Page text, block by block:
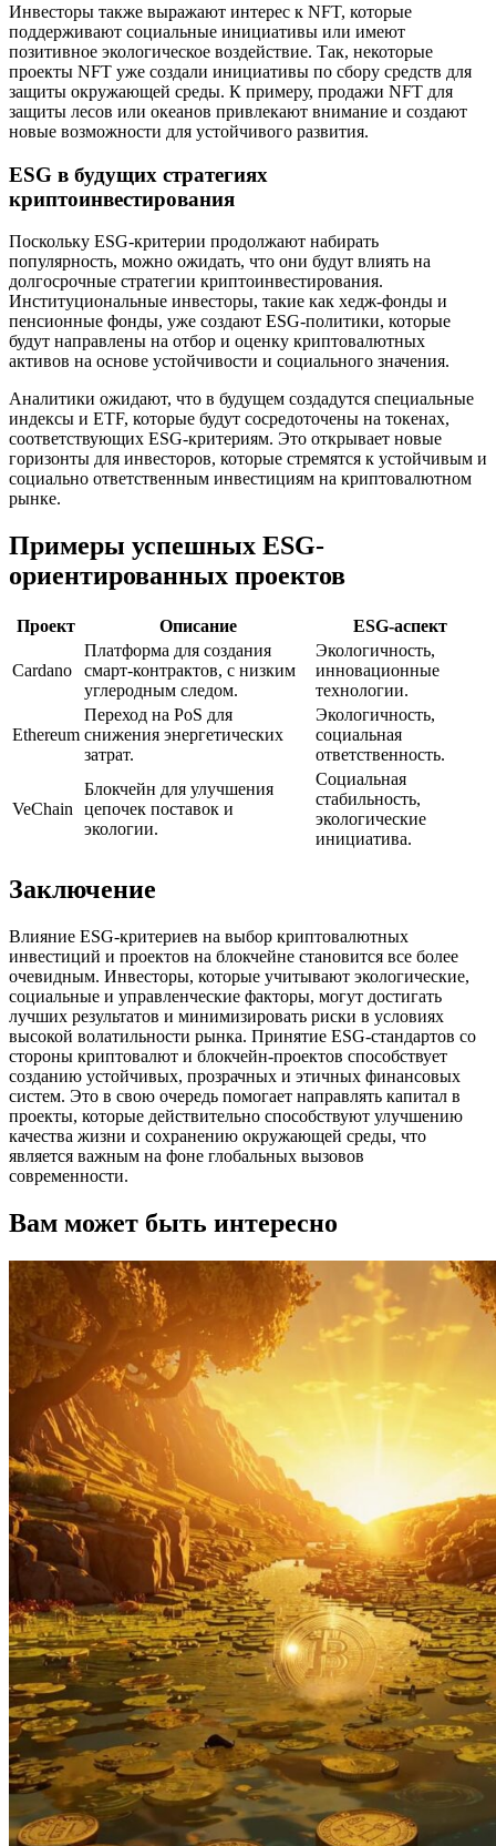
Инвесторы также выражают интерес к NFT, которые
поддерживают социальные инициативы или имеют
позитивное экологическое воздействие. Так, некоторые
проекты NFT уже создали инициативы по сбору средств для
защиты окружающей среды. К примеру, продажи NFT для
защиты лесов или океанов привлекают внимание и создают
новые возможности для устойчивого развития.
ESG в будущих стратегиях
криптоинвестирования
Поскольку ESG-критерии продолжают набирать
популярность, можно ожидать, что они будут влиять на
долгосрочные стратегии криптоинвестирования.
Институциональные инвесторы, такие как хедж-фонды и
пенсионные фонды, уже создают ESG-политики, которые
будут направлены на отбор и оценку криптовалютных
активов на основе устойчивости и социального значения.
Аналитики ожидают, что в будущем создадутся специальные
индексы и ETF, которые будут сосредоточены на токенах,
соответствующих ESG-критериям. Это открывает новые
горизонты для инвесторов, которые стремятся к устойчивым и
социально ответственным инвестициям на криптовалютном
рынке.
Примеры успешных ESG-
ориентированных проектов
Проект Описание ESG-аспект
Cardano
Платформа для создания
смарт-контрактов, с низким
углеродным следом.
Экологичность,
инновационные
технологии.
Ethereum
Переход на PoS для
снижения энергетических
затрат.
Экологичность,
социальная
ответственность.
VeChain
Блокчейн для улучшения
цепочек поставок и
экологии.
Социальная
стабильность,
экологические
инициатива.
Заключение
Влияние ESG-критериев на выбор криптовалютных
инвестиций и проектов на блокчейне становится все более
очевидным. Инвесторы, которые учитывают экологические,
социальные и управленческие факторы, могут достигать
лучших результатов и минимизировать риски в условиях
высокой волатильности рынка. Принятие ESG-стандартов со
стороны криптовалют и блокчейн-проектов способствует
созданию устойчивых, прозрачных и этичных финансовых
систем. Это в свою очередь помогает направлять капитал в
проекты, которые действительно способствуют улучшению
качества жизни и сохранению окружающей среды, что
является важным на фоне глобальных вызовов
современности.
Вам может быть интересно